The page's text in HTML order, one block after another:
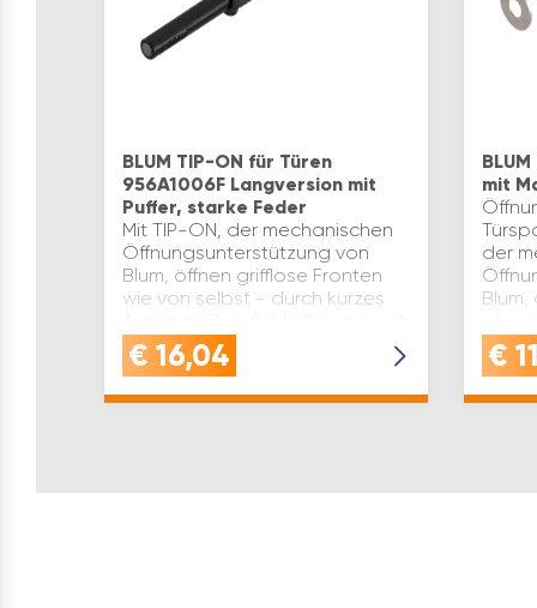
BLUM TIP-ON für Türen
956A1006F Langversion mit
Puffer, starke Feder
Mit TIP-ON, der mechanischen
Öffnungsunterstützung von
Blum, öffnen grifflose Fronten
wie von selbst - durch kurzes
leichtes Zudrücken. Für
optimalen Bewegungskomfort
€ 16,04
mit
der
€